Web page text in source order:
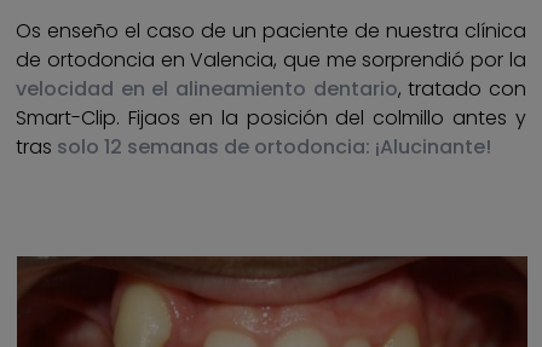
Os enseño el caso de un paciente de nuestra clínica
de ortodoncia en Valencia, que me sorprendió por la
velocidad en el alineamiento dentario, tratado con
Smart-Clip. Fijaos en la posición del colmillo antes y
tras solo 12 semanas de ortodoncia: ¡Alucinante!